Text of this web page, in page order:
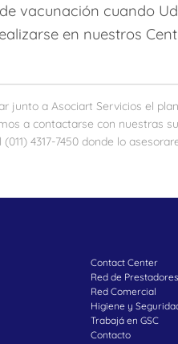
vacunación cuando
en nuestros
junto a Asociart Servicios el
a contactarse con nuestras
4317-7450 donde lo
Contact Center
Red de Prestadores
Red Comercial
Higiene y
Trabajá en GSC
Contacto